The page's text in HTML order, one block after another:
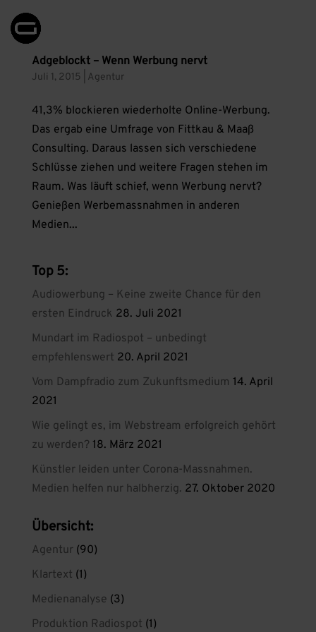
Adgeblockt – Wenn Werbung nervt
Juli 1, 2015 Agentur
41,3% blockieren wiederholte Online-Werbung.
Das ergab eine Umfrage von Fittkau & Maaß
Consulting. Daraus lassen sich verschiedene
Schlüsse ziehen und weitere Fragen stehen im
Raum. Was läuft schief, wenn Werbung nervt?
Genießen Werbemassnahmen in anderen
Medien...
Top 5:
Audiowerbung – Keine zweite Chance für den
ersten Eindruck 28. Juli 2021
Mundart im Radiospot – unbedingt
empfehlenswert 20. April 2021
Vom Dampfradio zum Zukunftsmedium 14. April
2021
Wie gelingt es, im Webstream erfolgreich gehört
zu werden? 18. März 2021
Künstler leiden unter Corona-Massnahmen.
Medien helfen nur halbherzig. 27. Oktober 2020
Übersicht:
Agentur(90)
Klartext (1)
Medienanalyse (3)
Produktion Radiospot (1)